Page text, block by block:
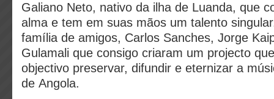
Galiano Neto, nativo da ilha de Luanda, que
alma e tem em suas mãos um talento
família de amigos, Carlos Sanches, Jorge
Gulamali que consigo criaram um projecto
objectivo preservar, difundir e eternizar a
de Angola.